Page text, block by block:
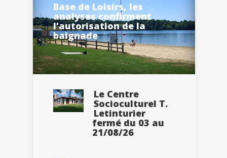
Base de Loisirs, les
analyses confirment
l’autorisation de la
baignade
Le Centre
Socioculturel T.
Letinturier
fermé du 03 au
21/08/26